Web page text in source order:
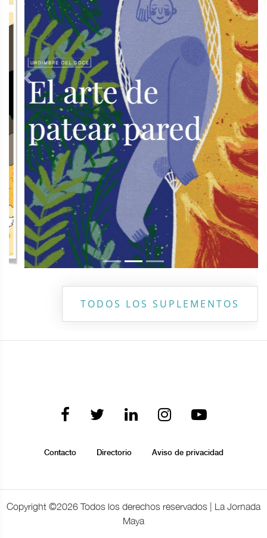
Previous Next
TODOS LOS SUPLEMENTOS
Contacto Directorio Aviso de privacidad
Copyright ©2026 Todos los derechos reservados | La Jornada
Maya